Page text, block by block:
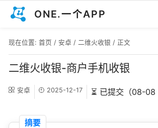
ONE.一个APP
现在位置: 首页 / 安卓 / 二维火收银 / 正文
二维火收银-商户手机收银
安卓 2025-12-17 ⏳ 已提交（08-08
摘要